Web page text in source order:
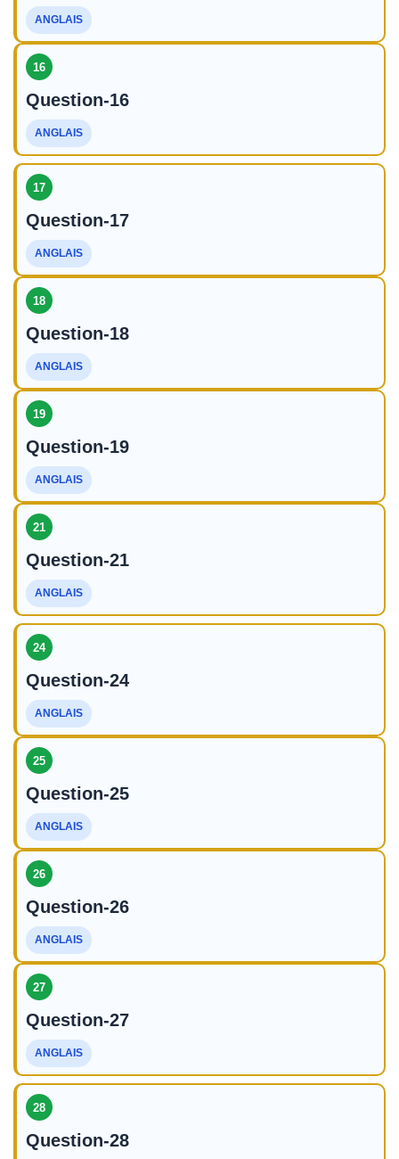
ANGLAIS
16
Question-16
ANGLAIS
17
Question-17
ANGLAIS
18
Question-18
ANGLAIS
19
Question-19
ANGLAIS
21
Question-21
ANGLAIS
24
Question-24
ANGLAIS
25
Question-25
ANGLAIS
26
Question-26
ANGLAIS
27
Question-27
ANGLAIS
28
Question-28